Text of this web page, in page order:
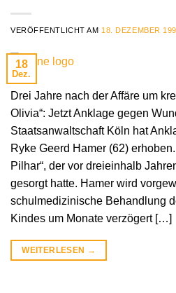
VERÖFFENTLICHT AM 18. DEZEMBER
18
Dez.
Drei Jahre nach der Affäre um
Olivia“: Jetzt Anklage gegen
Staatsanwaltschaft Köln hat
Ryke Geerd Hamer (62)
Pilhar“, der vor dreieinhalb
gesorgt hatte. Hamer wird
schulmedizinische Behandlung
Kindes um Monate verzögert […]
WEITERLESEN →